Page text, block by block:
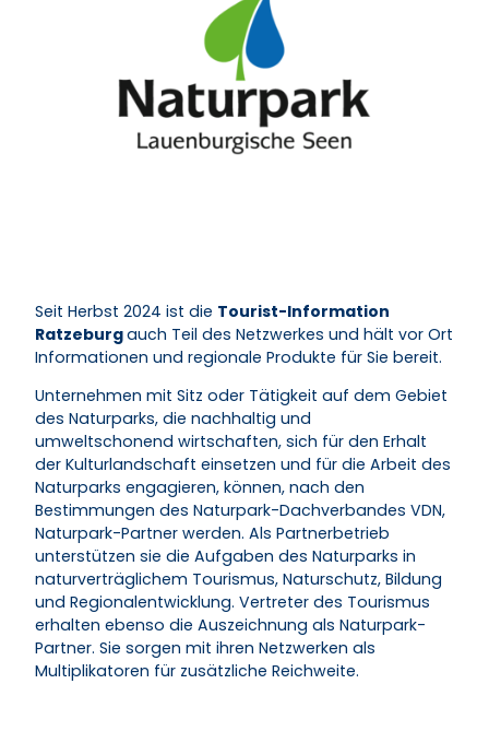
Seit Herbst 2024 ist die Tourist-Information
Ratzeburgauch Teil des Netzwerkes und hält vor Ort
Informationen und regionale Produkte für Sie bereit.
Unternehmen mit Sitz oder Tätigkeit auf dem Gebiet
des Naturparks, die nachhaltig und
umweltschonend wirtschaften, sich für den Erhalt
der Kulturlandschaft einsetzen und für die Arbeit des
Naturparks engagieren, können, nach den
Bestimmungen des Naturpark-Dachverbandes VDN,
Naturpark-Partner werden. Als Partnerbetrieb
unterstützen sie die Aufgaben des Naturparks in
naturverträglichem Tourismus, Naturschutz, Bildung
und Regionalentwicklung. Vertreter des Tourismus
erhalten ebenso die Auszeichnung als Naturpark-
Partner. Sie sorgen mit ihren Netzwerken als
Multiplikatoren für zusätzliche Reichweite.